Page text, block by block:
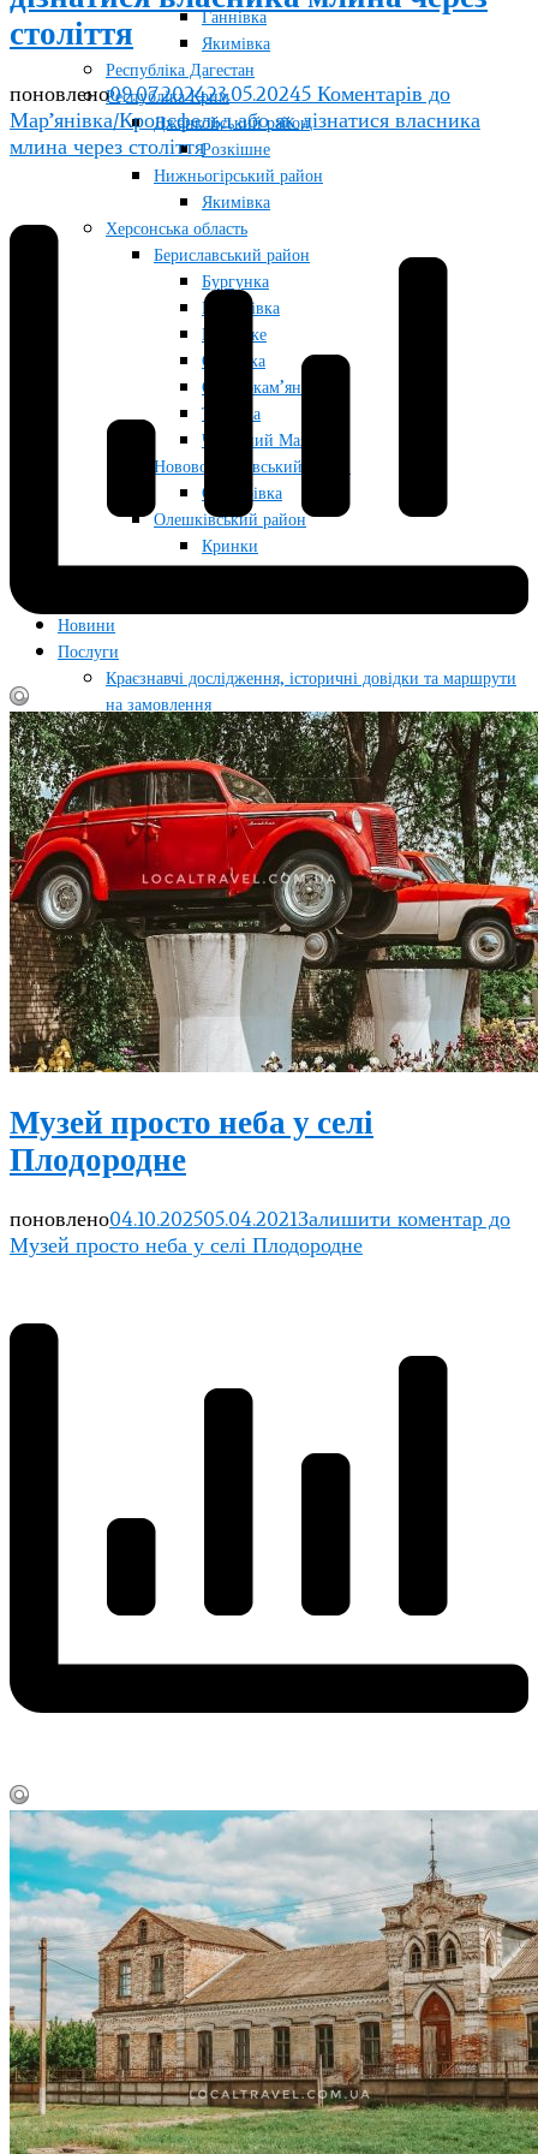
Ганнівка
Якимівка
Республіка Дагестан
Республіка Крим
Джанкойський район
Розкішне
Нижньогірський район
Якимівка
Херсонська область
Бериславський район
Бургунка
Качкарівка
Козацьке
Ольгівка
Отрадокам’янка
Тягинка
Червоний Маяк
Нововоронцовський район
Осокорівка
Олешківський район
Кринки
Статті
Новини
Послуги
Краєзнавчі дослідження, історичні довідки та маршрути
на замовлення
Фотографії для публікацій, досліджень та архівів
Про проект
Блог
століття
поновлено09.07.202423.05.20245 Коментарів до
Мар’янівка/Кронсфельд або як дізнатися власника
млина через століття
Музей просто неба у селі
Плодородне
поновлено04.10.202505.04.2021Залишити коментар до
Музей просто неба у селі Плодородне